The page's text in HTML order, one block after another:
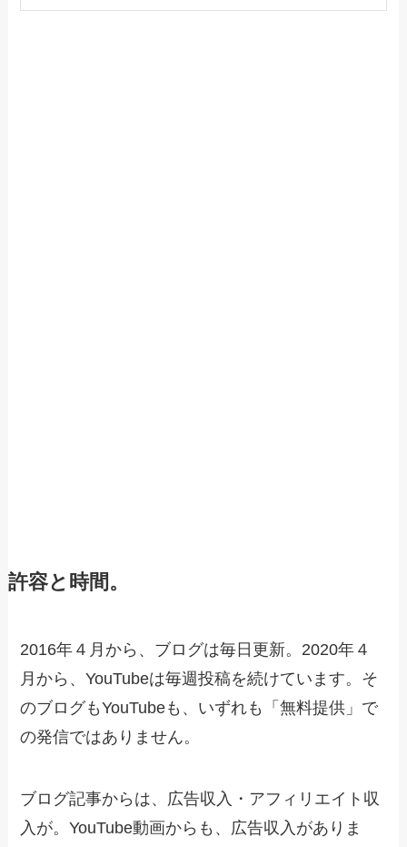
許容と時間。
2016年４月から、ブログは毎日更新。2020年４
月から、YouTubeは毎週投稿を続けています。そ
のブログもYouTubeも、いずれも「無料提供」で
の発信ではありません。
ブログ記事からは、広告収入・アフィリエイト収
入が。YouTube動画からも、広告収入がありま